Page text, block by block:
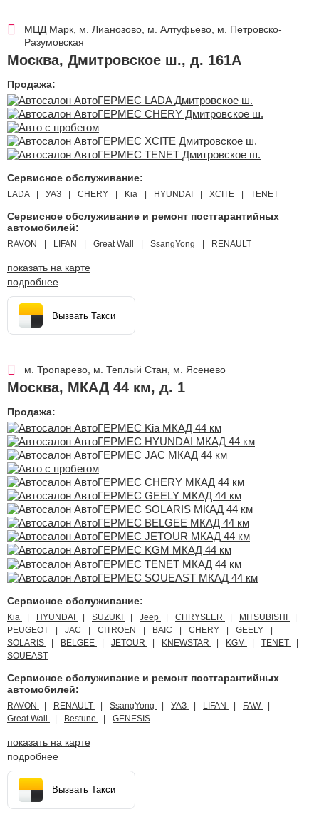
МЦД Марк, м. Лианозово, м. Алтуфьево, м. Петровско-
Разумовская
Москва, Дмитровское ш., д. 161А
Продажа:
Сервисное обслуживание:
LADA УАЗ CHERY Kia HYUNDAI XCITE TENET
Сервисное обслуживание и ремонт постгарантийных
автомобилей:
RAVON LIFAN Great Wall SsangYong RENAULT
показать на карте
подробнее
Вызвать Такси
м. Тропарево, м. Теплый Стан, м. Ясенево
Москва, МКАД 44 км, д. 1
Продажа:
Сервисное обслуживание:
Kia HYUNDAI SUZUKI Jeep CHRYSLER
MITSUBISHI
PEUGEOT
JAC CITROEN BAIC CHERY
GEELY
SOLARIS
BELGEE JETOUR KNEWSTAR KGM
TENET
SOUEAST
Сервисное обслуживание и ремонт постгарантийных
автомобилей:
RAVON RENAULT SsangYong УАЗ LIFAN
FAW
Great Wall
Bestune GENESIS
показать на карте
подробнее
Вызвать Такси